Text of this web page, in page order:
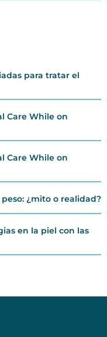
para tratar el
Care While on
Care While on
¿mito o realidad?
en la piel con las